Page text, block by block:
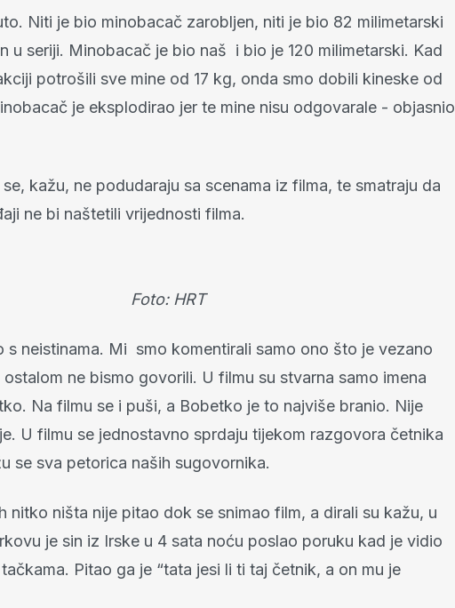
Niti je bio minobacač zarobljen, niti je bio 82 milimetarski
u seriji. Minobacač je bio naš i bio je 120 milimetarski. Kad
potrošili sve mine od 17 kg, onda smo dobili kineske od
je eksplodirao jer te mine nisu odgovarale - objasnio
kažu, ne podudaraju sa scenama iz filma, te smatraju da
ne bi naštetili vrijednosti filma.
Foto: HRT
s neistinama. Mi smo komentirali samo ono što je vezano
ne bismo govorili. U filmu su stvarna samo imena
Na filmu se i puši, a Bobetko je to najviše branio. Nije
U filmu se jednostavno sprdaju tijekom razgovora četnika
se sva petorica naših sugovornika.
nitko ništa nije pitao dok se snimao film, a dirali su kažu, u
je sin iz Irske u 4 sata noću poslao poruku kad je vidio
Pitao ga je “tata jesi li ti taj četnik, a on mu je